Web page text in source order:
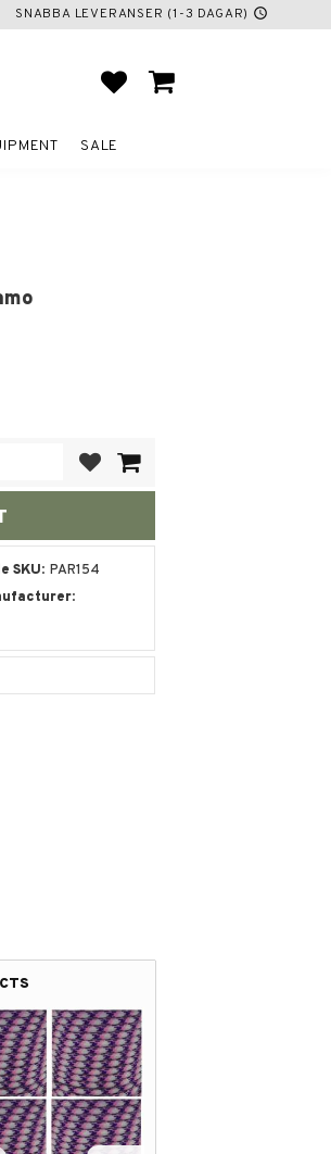
SNABBA LEVERANSER (1-3 DAGAR) schedule
FAVORITES
BASKET
SALE
SKU PAR154